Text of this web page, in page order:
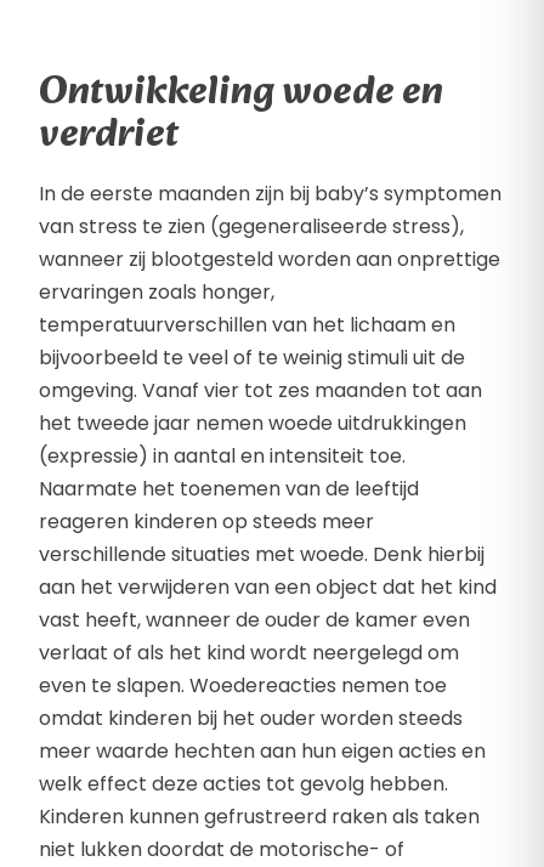
Ontwikkeling woede en
verdriet
In de eerste maanden zijn bij baby’s symptomen
van stress te zien (gegeneraliseerde stress),
wanneer zij blootgesteld worden aan onprettige
ervaringen zoals honger,
temperatuurverschillen van het lichaam en
bijvoorbeeld te veel of te weinig stimuli uit de
omgeving. Vanaf vier tot zes maanden tot aan
het tweede jaar nemen woede uitdrukkingen
(expressie) in aantal en intensiteit toe.
Naarmate het toenemen van de leeftijd
reageren kinderen op steeds meer
verschillende situaties met woede. Denk hierbij
aan het verwijderen van een object dat het kind
vast heeft, wanneer de ouder de kamer even
verlaat of als het kind wordt neergelegd om
even te slapen. Woedereacties nemen toe
omdat kinderen bij het ouder worden steeds
meer waarde hechten aan hun eigen acties en
welk effect deze acties tot gevolg hebben.
Kinderen kunnen gefrustreerd raken als taken
niet lukken doordat de motorische- of